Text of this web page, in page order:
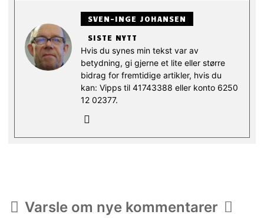
SVEN-INGE JOHANSEN
SISTE NYTT
Hvis du synes min tekst var av
betydning, gi gjerne et lite eller større
bidrag for fremtidige artikler, hvis du
kan: Vipps til 41743388 eller konto 6250
12 02377.
Varsle om nye kommentarer